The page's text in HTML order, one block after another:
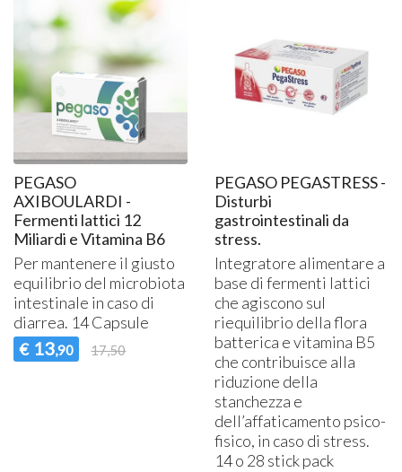
PEGASO
AXIBOULARDI -
Fermenti lattici 12
Miliardi e Vitamina B6
Per mantenere il giusto
equilibrio del microbiota
intestinale in caso di
diarrea. 14 Capsule
€ 13,90 17,50
PEGASO PEGASTRESS -
Disturbi
gastrointestinali da
stress.
Integratore alimentare a
base di fermenti lattici
che agiscono sul
riequilibrio della flora
batterica e vitamina B5
che contribuisce alla
riduzione della
stanchezza e
dell’affaticamento psico-
fisico, in caso di stress.
14 o 28 stick pack